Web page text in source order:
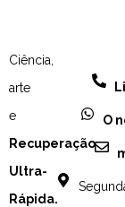
Ciência,
arte
e
Recuperação
Ultra-
Rápida.
O